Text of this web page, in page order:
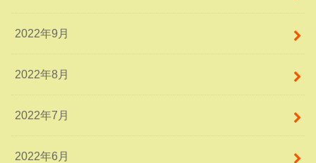
2022年9月
2022年8月
2022年7月
2022年6月